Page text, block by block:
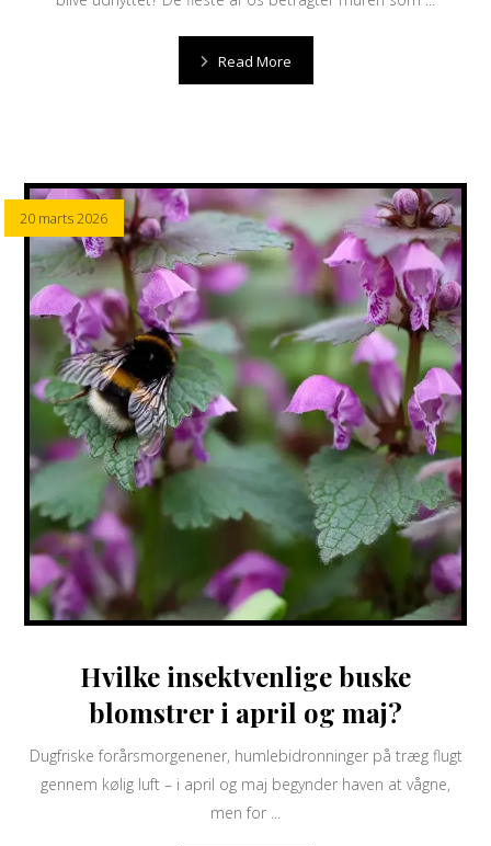
Read More
Hvilke insektvenlige buske
blomstrer i april og maj?
20 marts 2026
Dugfriske forårs­morgenener, humlebidronninger på træg flugt
gennem kølig luft – i april og maj begynder haven at vågne,
men for ...